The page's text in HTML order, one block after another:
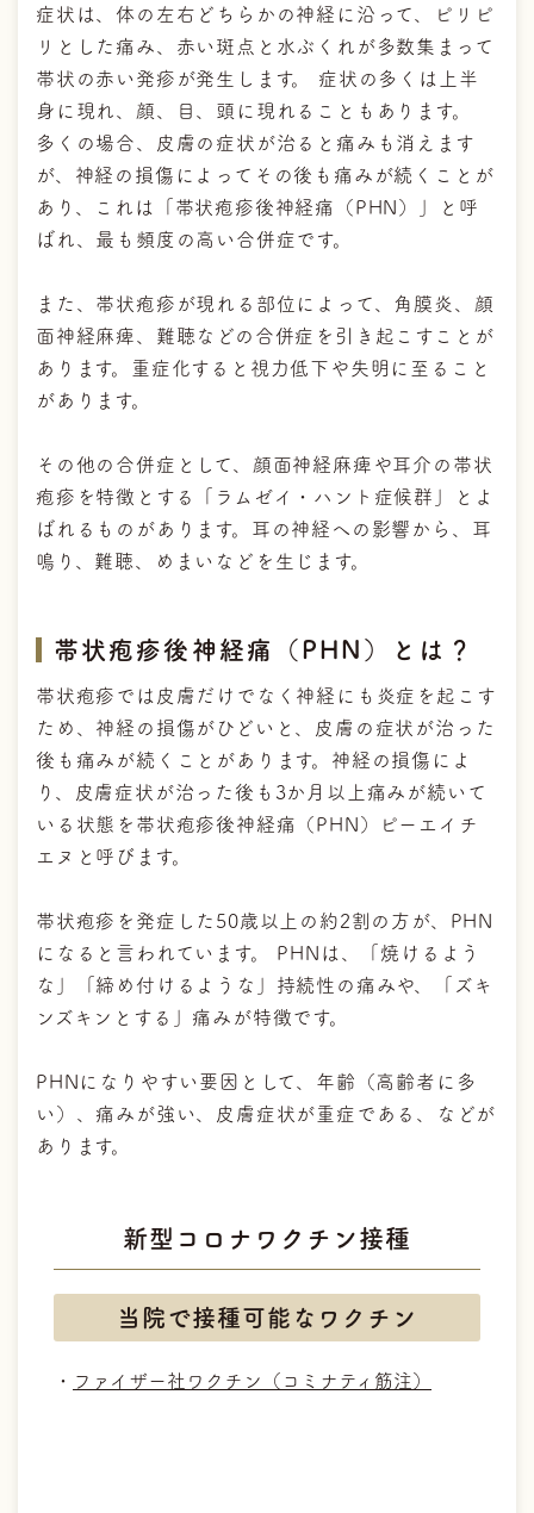
症状は、体の左右どちらかの神経に沿って、ピリピ
リとした痛み、赤い斑点と水ぶくれが多数集まって
帯状の赤い発疹が発生します。 症状の多くは上半
身に現れ、顔、目、頭に現れることもあります。
多くの場合、皮膚の症状が治ると痛みも消えます
が、神経の損傷によってその後も痛みが続くことが
あり、これは「帯状疱疹後神経痛（PHN）」と呼
ばれ、最も頻度の高い合併症です。
また、帯状疱疹が現れる部位によって、角膜炎、顔
面神経麻痺、難聴などの合併症を引き起こすことが
あります。重症化すると視力低下や失明に至ること
があります。
その他の合併症として、顔面神経麻痺や耳介の帯状
疱疹を特徴とする「ラムゼイ・ハント症候群」とよ
ばれるものがあります。耳の神経への影響から、耳
鳴り、難聴、めまいなどを生じます。
帯状疱疹後神経痛（PHN）とは？
帯状疱疹では皮膚だけでなく神経にも炎症を起こす
ため、神経の損傷がひどいと、皮膚の症状が治った
後も痛みが続くことがあります。神経の損傷によ
り、皮膚症状が治った後も3か月以上痛みが続いて
いる状態を帯状疱疹後神経痛（PHN）ピーエイチ
エヌと呼びます。
帯状疱疹を発症した50歳以上の約2割の方が、PHN
になると言われています。 PHNは、「焼けるよう
な」「締め付けるような」持続性の痛みや、「ズキ
ンズキンとする」痛みが特徴です。
PHNになりやすい要因として、年齢（高齢者に多
い）、痛みが強い、皮膚症状が重症である、などが
あります。
新型コロナワクチン接種
当院で接種可能なワクチン
・ ファイザー社ワクチン（コミナティ筋注）